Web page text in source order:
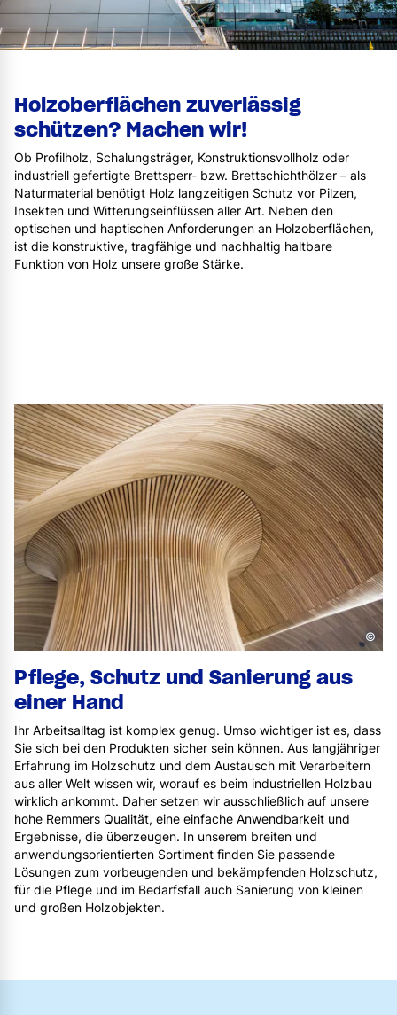
Holzoberflächen zuverlässig
schützen? Machen wir!
Ob Profilholz, Schalungsträger, Konstruktionsvollholz oder
industriell gefertigte Brettsperr- bzw. Brettschichthölzer – als
Naturmaterial benötigt Holz langzeitigen Schutz vor Pilzen,
Insekten und Witterungseinflüssen aller Art. Neben den
optischen und haptischen Anforderungen an Holzoberflächen,
ist die konstruktive, tragfähige und nachhaltig haltbare
Funktion von Holz unsere große Stärke.
Pflege, Schutz und Sanierung aus
einer Hand
Ihr Arbeitsalltag ist komplex genug. Umso wichtiger ist es, dass
Sie sich bei den Produkten sicher sein können. Aus langjähriger
Erfahrung im Holzschutz und dem Austausch mit Verarbeitern
aus aller Welt wissen wir, worauf es beim industriellen Holzbau
wirklich ankommt. Daher setzen wir ausschließlich auf unsere
hohe Remmers Qualität, eine einfache Anwendbarkeit und
Ergebnisse, die überzeugen. In unserem breiten und
anwendungsorientierten Sortiment finden Sie passende
Lösungen zum vorbeugenden und bekämpfenden Holzschutz,
für die Pflege und im Bedarfsfall auch Sanierung von kleinen
und großen Holzobjekten.
©